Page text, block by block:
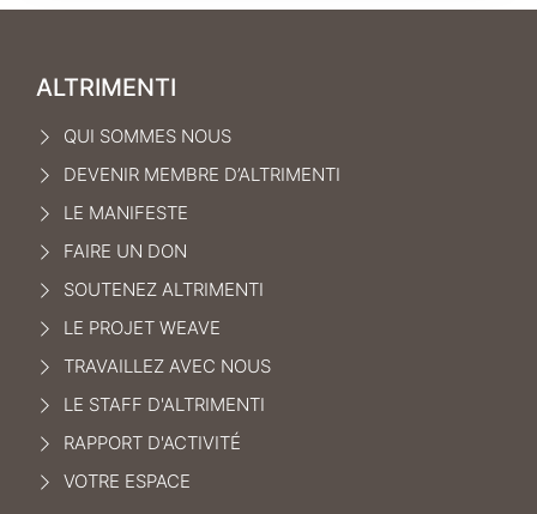
ALTRIMENTI
QUI SOMMES NOUS
DEVENIR MEMBRE D’ALTRIMENTI
LE MANIFESTE
FAIRE UN DON
SOUTENEZ ALTRIMENTI
LE PROJET WEAVE
TRAVAILLEZ AVEC NOUS
LE STAFF D'ALTRIMENTI
RAPPORT D'ACTIVITÉ
VOTRE ESPACE